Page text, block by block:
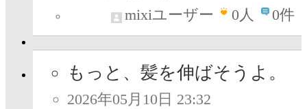
mixiユーザー
0人 0件
もっと、髪を伸ばそうよ。
2026年05月10日 23:32